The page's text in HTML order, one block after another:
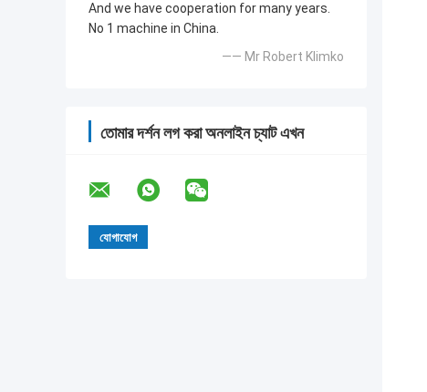
And we have cooperation for many years.
No 1 machine in China.
—— Mr Robert Klimko
তোমার দর্শন লগ করা অনলাইন চ্যাট এখন